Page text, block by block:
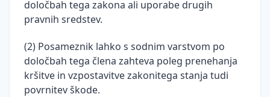
določbah tega zakona ali uporabe drugih
pravnih sredstev.
(2) Posameznik lahko s sodnim varstvom po
določbah tega člena zahteva poleg prenehanja
kršitve in vzpostavitve zakonitega stanja tudi
povrnitev škode.